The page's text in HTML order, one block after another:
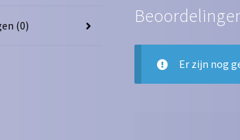
(0)
Er zijn nog